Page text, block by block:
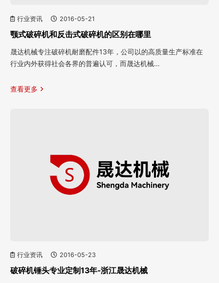
行业资讯 2016-05-21
颚式破碎机和反击式破碎机的区别在哪里
晟达机械专注破碎机耐磨配件13年，公司以的高质量生产标准在
行业内外获得社会各界的普遍认可，而晟达机械…
查看更多
行业资讯 2016-05-23
破碎机锤头专业定制13年-浙江晟达机械